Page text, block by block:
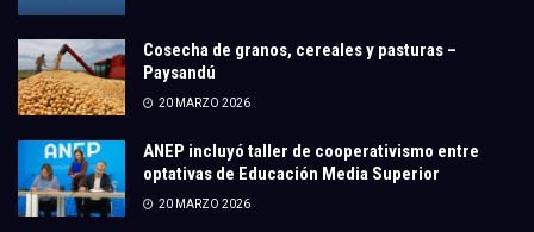
Cosecha de granos, cereales y pasturas –
Paysandú
20 MARZO 2026
ANEP incluyó taller de cooperativismo entre
optativas de Educación Media Superior
20 MARZO 2026